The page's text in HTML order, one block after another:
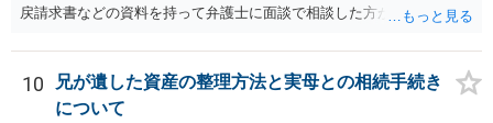
戻請求書などの資料を持って弁護士に面談で相談した方がよいと思い
10
兄が遺した資産の整理方法と実母との相続手続き
について